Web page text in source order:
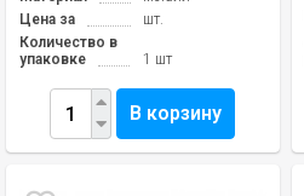
Цена за
шт.
Количество в
упаковке
1 шт
В корзину